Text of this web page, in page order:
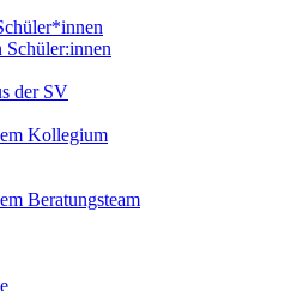
Schüler:innen
der SV
Kollegium
Beratungsteam